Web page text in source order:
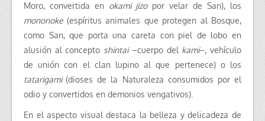
Moro, convertida en okami jizo por velar de San), los
mononoke (espíritus animales que protegen al Bosque,
como San, que porta una careta con piel de lobo en
alusión al concepto shintai–cuerpo del kami–, vehículo
de unión con el clan lupino al que pertenece) o los
tatarigami(dioses de la Naturaleza consumidos por el
odio y convertidos en demonios vengativos).
En el aspecto visual destaca la belleza y delicadeza de